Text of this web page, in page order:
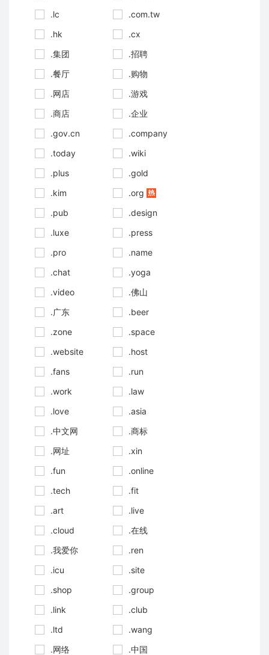
.lc
.com.tw
.hk
.cx
.集团
.招聘
.餐厅
.购物
.网店
.游戏
.商店
.企业
.gov.cn
.company
.today
.wiki
.plus
.gold
.kim
.org
.pub
.design
.luxe
.press
.pro
.name
.chat
.yoga
.video
.佛山
.广东
.beer
.zone
.space
.website
.host
.fans
.run
.work
.law
.love
.asia
.中文网
.商标
.网址
.xin
.fun
.online
.tech
.fit
.art
.live
.cloud
.在线
.我爱你
.ren
.icu
.site
.shop
.group
.link
.club
.ltd
.wang
.网络
.中国